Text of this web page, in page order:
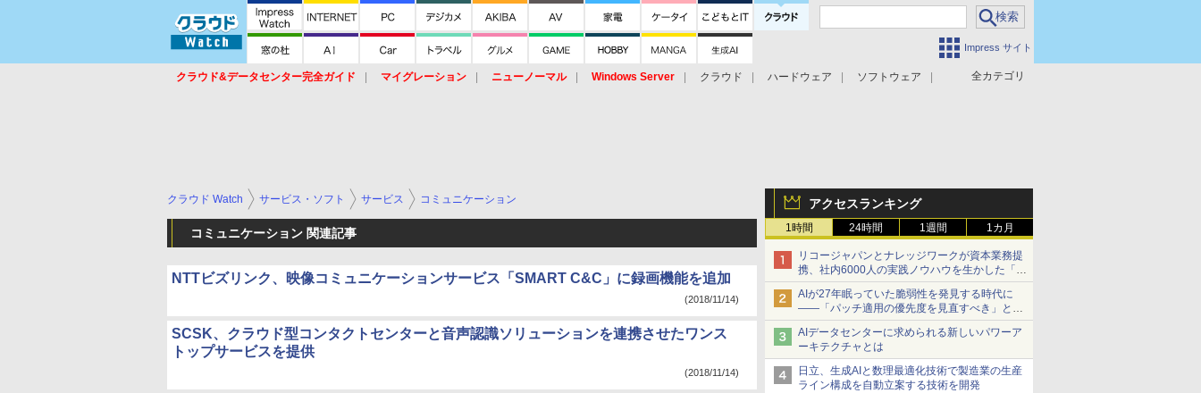
Impress サイト
全カテゴリ
クラウド&データセンター完全ガイド マイグレーション ニューノーマル Windows Server クラウド ハードウェア
ソフトウェア
アクセスランキング
1時間 24時間 1週間 1カ月
リコージャパンとナレッジワークが資本業務提
携、社内6000人の実践ノウハウを生かした「AI
商談記録 for RICOH」を展開へ
AIが27年眠っていた脆弱性を発見する時代に
――「パッチ適用の優先度を見直すべき」とセ
キュリティ専門家
AIデータセンターに求められる新しいパワーア
ーキテクチャとは
日立、生成AIと数理最適化技術で製造業の生産
ライン構成を自動立案する技術を開発
クラウド Watch サービス・ソフト サービス コミュニケーション
コミュニケーション 関連記事
NTTビズリンク、映像コミュニケーションサービス「SMART C&C」に録画機能を追加
(2018/11/14)
SCSK、クラウド型コンタクトセンターと音声認識ソリューションを連携させたワンス
トップサービスを提供
(2018/11/14)